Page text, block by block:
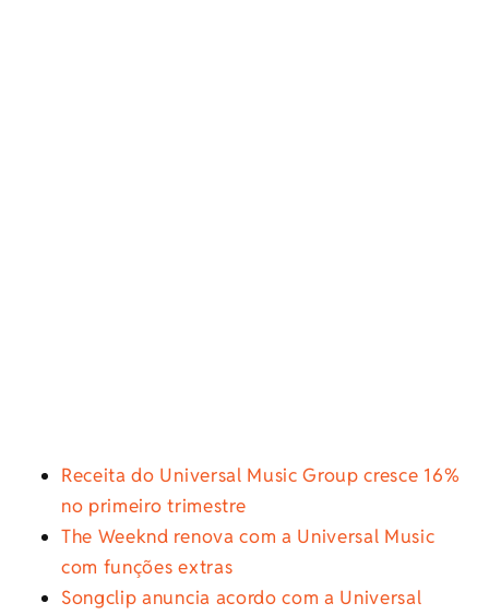
Receita do Universal Music Group cresce 16%
no primeiro trimestre
The Weeknd renova com a Universal Music
com funções extras
Songclip anuncia acordo com a Universal